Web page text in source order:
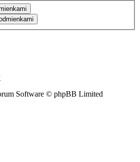
Software © phpBB Limited